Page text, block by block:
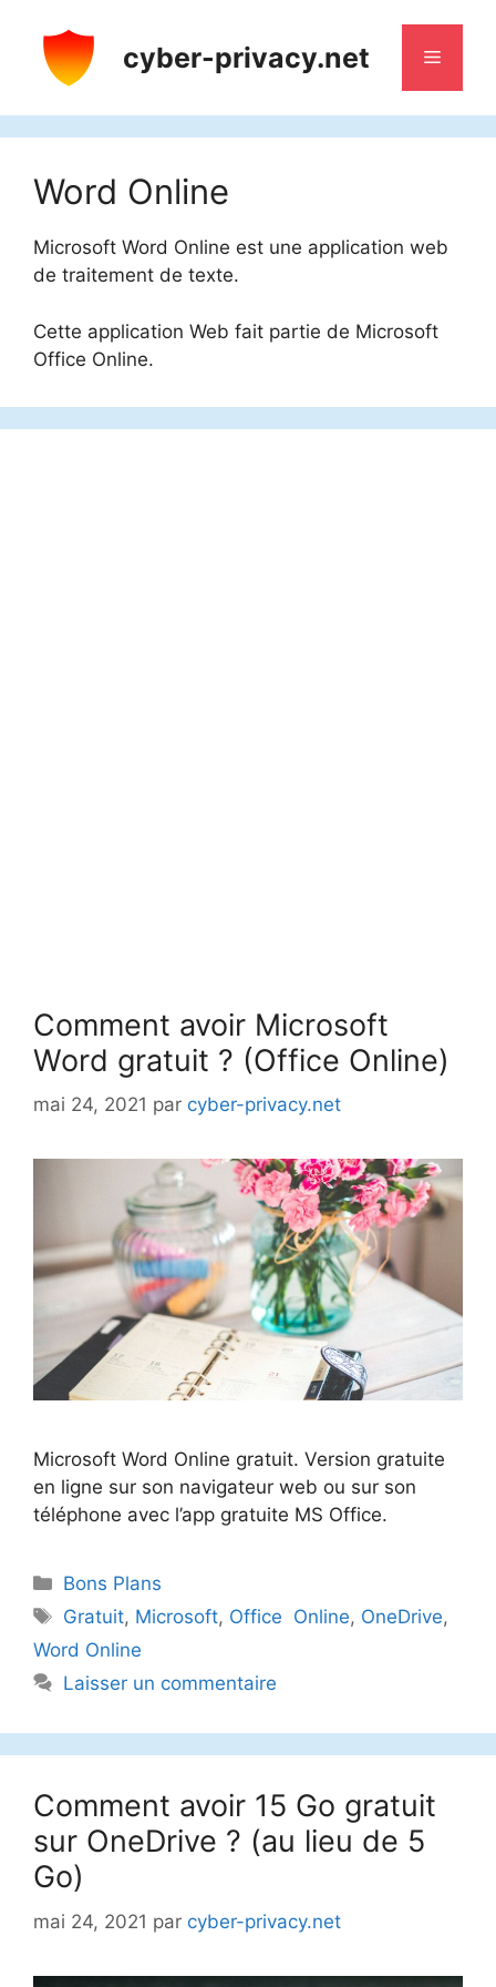
contenu
cyber-privacy.net Menu
Word Online
Microsoft Word Online est une application web
de traitement de texte.
Cette application Web fait partie de Microsoft
Office Online.
Comment avoir Microsoft
Word gratuit ? (Office Online)
mai 24, 2021 par cyber-privacy.net
Microsoft Word Online gratuit. Version gratuite
en ligne sur son navigateur web ou sur son
téléphone avec l’app gratuite MS Office.
Catégories
Bons Plans
Étiquettes
Gratuit, Microsoft, Office Online, OneDrive,
Word Online
Laisser un commentaire
Comment avoir 15 Go gratuit
sur OneDrive ? (au lieu de 5
Go)
mai 24, 2021 par cyber-privacy.net